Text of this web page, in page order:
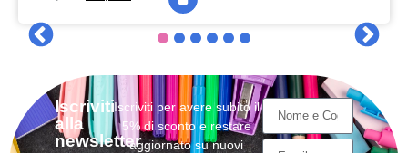
Iscriviti
alla
newsletter
Iscriviti per avere subito il
5% di sconto e restare
aggiornato su nuovi